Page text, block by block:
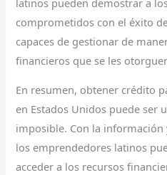
comprometidos con el éxito
capaces de gestionar de
financieros que se les
En resumen, obtener crédito
en Estados Unidos puede ser
imposible. Con la información
los emprendedores latinos
acceder a los recursos